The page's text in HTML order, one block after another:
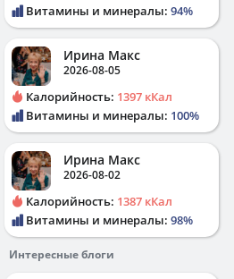
Витамины и минералы: 94%
Ирина Макс
2026-08-05
Калорийность: 1397 кКал
Витамины и минералы: 100%
Ирина Макс
2026-08-02
Калорийность: 1387 кКал
Витамины и минералы: 98%
Интересные блоги